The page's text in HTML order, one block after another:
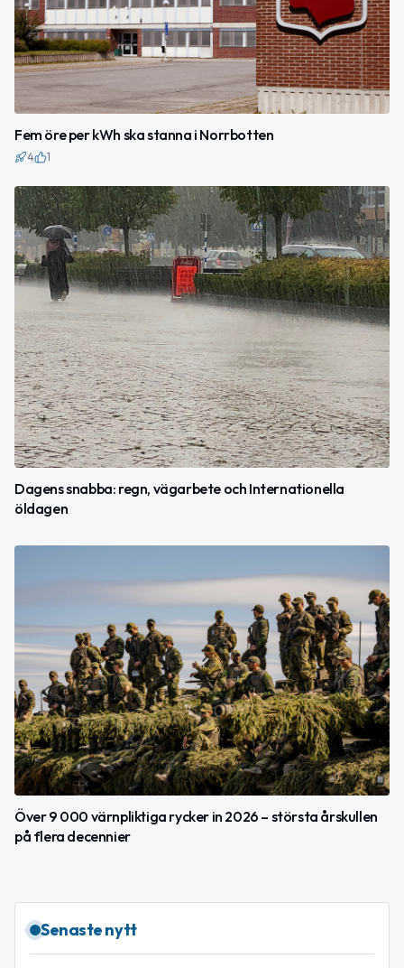
Fem öre per kWh ska stanna i Norrbotten
4 1
Dagens snabba: regn, vägarbete och Internationella
öldagen
Över 9 000 värnpliktiga rycker in 2026 – största årskullen
på flera decennier
Senaste nytt